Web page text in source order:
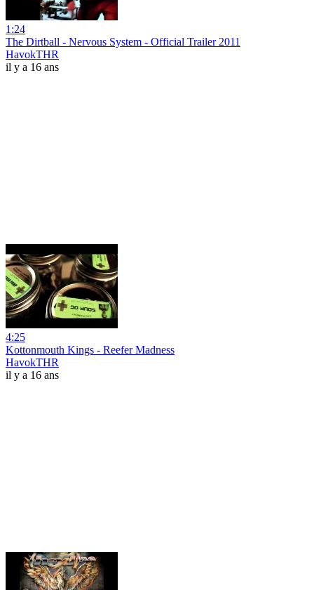
1:24
The Dirtball - Nervous System - Official Trailer 2011
HavokTHR
il y a 16 ans
4:25
Kottonmouth Kings - Reefer Madness
HavokTHR
il y a 16 ans